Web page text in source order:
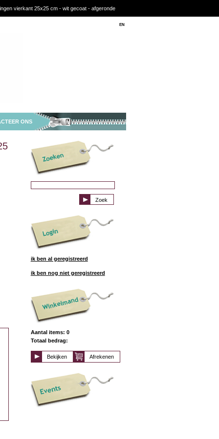
vierkant 25x25 cm - wit gecoat - afgeronde
EN
ONS
ik ben al geregistreerd
ik ben nog niet geregistreerd
Aantal items: 0
Totaal bedrag:
Afrekenen
Bekijken